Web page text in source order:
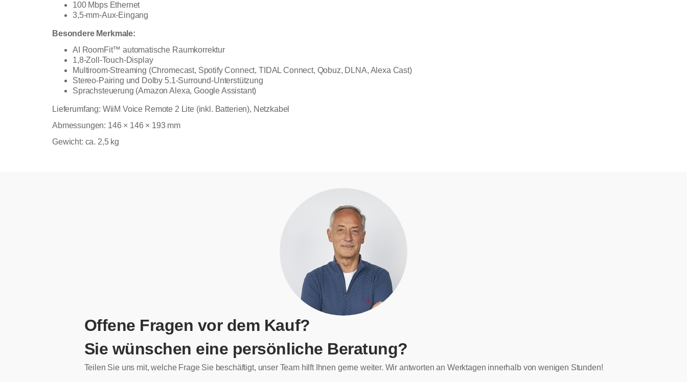
100 Mbps Ethernet
3,5-mm-Aux-Eingang
Besondere Merkmale:
AI RoomFit™ automatische Raumkorrektur
1,8-Zoll-Touch-Display
Multiroom-Streaming (Chromecast, Spotify Connect, TIDAL Connect, Qobuz, DLNA, Alexa Cast)
Stereo-Pairing und Dolby 5.1-Surround-Unterstützung
Sprachsteuerung (Amazon Alexa, Google Assistant)
Lieferumfang: WiiM Voice Remote 2 Lite (inkl. Batterien), Netzkabel
Abmessungen: 146 × 146 × 193 mm
Gewicht: ca. 2,5 kg
Offene Fragen vor dem Kauf?
Sie wünschen eine persönliche Beratung?
Teilen Sie uns mit, welche Frage Sie beschäftigt, unser Team hilft Ihnen gerne weiter. Wir antworten an Werktagen innerhalb von wenigen Stunden!